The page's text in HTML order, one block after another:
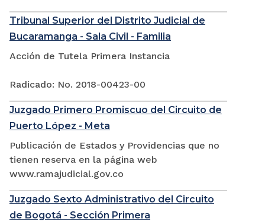
Tribunal Superior del Distrito Judicial de
Bucaramanga - Sala Civil - Familia
Acción de Tutela Primera Instancia
Radicado: No. 2018-00423-00
Juzgado Primero Promiscuo del Circuito de
Puerto López - Meta
Publicación de Estados y Providencias que no
tienen reserva en la página web
www.ramajudicial.gov.co
Juzgado Sexto Administrativo del Circuito
de Bogotá - Sección Primera